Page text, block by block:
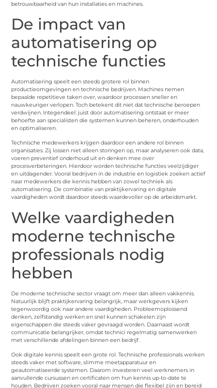
betrouwbaarheid van hun installaties en machines.
De impact van
automatisering op
technische functies
Automatisering speelt een steeds grotere rol binnen
productieomgevingen en technische bedrijven. Machines nemen
bepaalde repetitieve taken over, waardoor processen sneller en
nauwkeuriger verlopen. Toch betekent dit niet dat technische beroepen
verdwijnen. Integendeel: juist door automatisering ontstaat er meer
behoefte aan specialisten die systemen kunnen beheren, onderhouden
en optimaliseren.
Technische medewerkers krijgen daardoor een andere rol binnen
organisaties. Zij lossen niet alleen storingen op, maar analyseren ook data,
voeren preventief onderhoud uit en denken mee over
procesverbeteringen. Hierdoor worden technische functies veelzijdiger
en uitdagender. Vooral bedrijven in de industrie en logistiek zoeken actief
naar medewerkers die kennis hebben van zowel techniek als
automatisering. De combinatie van praktijkervaring en digitale
vaardigheden wordt daardoor steeds waardevoller op de arbeidsmarkt.
Welke vaardigheden
moderne technische
professionals nodig
hebben
De moderne technische sector vraagt om meer dan alleen vakkennis.
Natuurlijk blijft praktijkervaring belangrijk, maar werkgevers kijken
tegenwoordig ook naar andere vaardigheden. Probleemoplossend
denken, zelfstandig werken en snel kunnen schakelen zijn
eigenschappen die steeds vaker gevraagd worden. Daarnaast wordt
communicatie belangrijker, omdat technici regelmatig samenwerken
met verschillende afdelingen binnen een bedrijf.
Ook digitale kennis speelt een grote rol. Technische professionals werken
steeds vaker met software, slimme meetapparatuur en
geautomatiseerde systemen. Daarom investeren veel werknemers in
aanvullende cursussen en certificaten om hun kennis up-to-date te
houden. Bedrijven zoeken vooral naar mensen die flexibel zijn en bereid